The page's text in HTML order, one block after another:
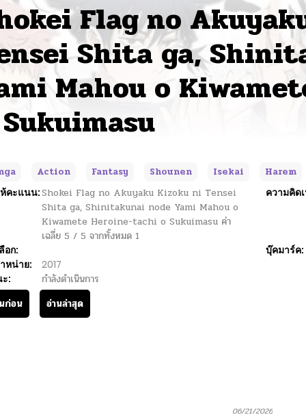
Flag no
Shita ga,
Mahou o
Action Fantasy Shounen Isekai
Harem
คะแนน:Shokei Flag no Akuyaku Kizoku ni Tensei
Shita ga, Shinitakunai node Yami Mahou o
Kiwamete Heroine-tachi o Sukuimasu ค่า
เฉลี่ย 5 / 5 จากทั้งหมด 1
ความคิด
อก:
บุ๊คมาร์ค:
หน่าย:
2017
:
กำลังดำเนินการ
ก่อน
อ่านล่าสุด
06/21/2026